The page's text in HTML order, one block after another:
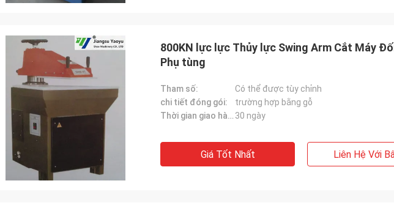
800KN lực lực Thủy lực Swing Arm Cắt Máy
Phụ tùng
Tham số:
Có thể được tùy chỉnh
chi tiết đóng gói:
trường hợp bằng gỗ
Thời gian giao hàng: 30 ngày
Giá Tốt Nhất Liên Hệ Với